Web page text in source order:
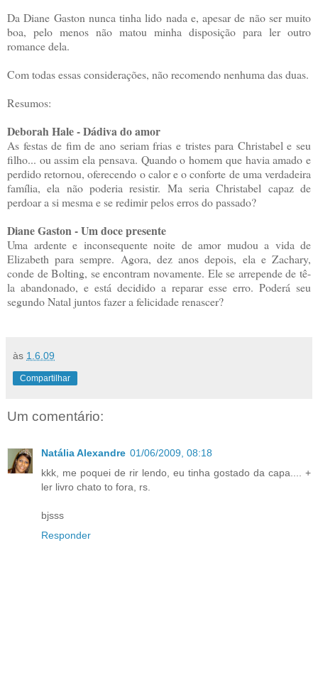
Da Diane Gaston nunca tinha lido nada e, apesar de não ser muito
boa, pelo menos não matou minha disposição para ler outro
romance dela.
Com todas essas considerações, não recomendo nenhuma das duas.
Resumos:
Deborah Hale - Dádiva do amor
As festas de fim de ano seriam frias e tristes para Christabel e seu
filho... ou assim ela pensava. Quando o homem que havia amado e
perdido retornou, oferecendo o calor e o conforte de uma verdadeira
família, ela não poderia resistir. Ma seria Christabel capaz de
perdoar a si mesma e se redimir pelos erros do passado?
Diane Gaston - Um doce presente
Uma ardente e inconsequente noite de amor mudou a vida de
Elizabeth para sempre. Agora, dez anos depois, ela e Zachary,
conde de Bolting, se encontram novamente. Ele se arrepende de tê-
la abandonado, e está decidido a reparar esse erro. Poderá seu
segundo Natal juntos fazer a felicidade renascer?
às 1.6.09
Compartilhar
Um comentário:
Natália Alexandre 01/06/2009, 08:18
kkk, me poquei de rir lendo, eu tinha gostado da capa.... +
ler livro chato to fora, rs.
bjsss
Responder